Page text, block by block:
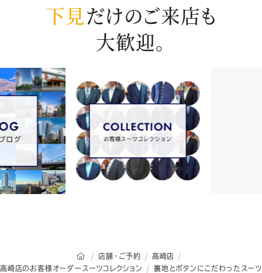
下見だけのご来店も
大歓迎。
オーダースーツSADAのトップページ
店舗・ご予約
高崎店
高崎店のお客様オーダースーツコレクション
裏地とボタンにこだわったスーツ